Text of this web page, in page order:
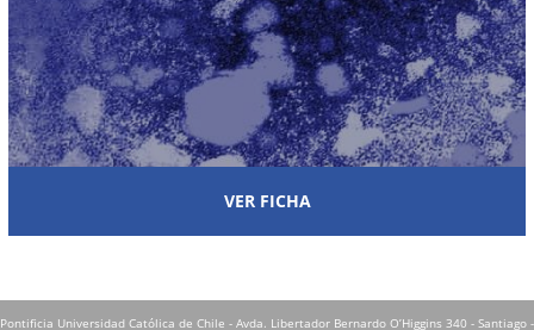
VER FICHA
Pontificia Universidad Católica de Chile - Avda. Libertador Bernardo O’Higgins 340 - Santiago -